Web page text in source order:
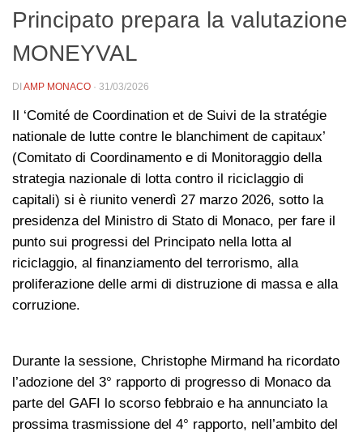
Principato prepara la valutazione
MONEYVAL
DI AMP MONACO · 31/03/2026
Il ‘Comité de Coordination et de Suivi de la stratégie
nationale de lutte contre le blanchiment de capitaux’
(Comitato di Coordinamento e di Monitoraggio della
strategia nazionale di lotta contro il riciclaggio di
capitali) si è riunito venerdì 27 marzo 2026, sotto la
presidenza del Ministro di Stato di Monaco, per fare il
punto sui progressi del Principato nella lotta al
riciclaggio, al finanziamento del terrorismo, alla
proliferazione delle armi di distruzione di massa e alla
corruzione.
Durante la sessione, Christophe Mirmand ha ricordato
l’adozione del 3° rapporto di progresso di Monaco da
parte del GAFI lo scorso febbraio e ha annunciato la
prossima trasmissione del 4° rapporto, nell’ambito del